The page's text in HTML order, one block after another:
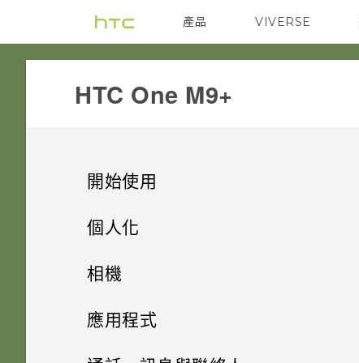
產品
VIVE G REIGNS
VIVERSE
HTC One M9+‎
開始使用
打開包裝
Nano SIM 卡
SD 卡
個人化
手機設定及傳輸
初次設定 HTC One M9+
從 HTC 備份還原內容
相機
相機
相機畫面
應用程式
相片集